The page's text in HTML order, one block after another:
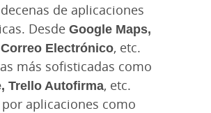
de aplicaciones
Desde Google Maps,
Electrónico, etc.
más sofisticadas como
Trello Autofirma, etc.
aplicaciones como